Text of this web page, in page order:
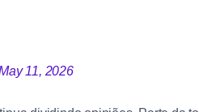
11, 2026